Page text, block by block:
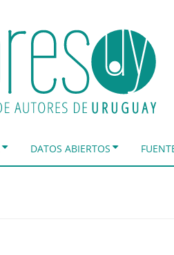
DATOS ABIERTOS